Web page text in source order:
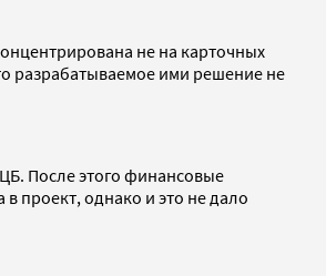
не на карточных
разрабатываемое ими решение не
После этого финансовые
проект, однако и это не дало